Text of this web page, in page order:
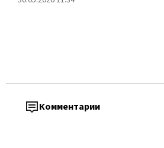
Комментарии